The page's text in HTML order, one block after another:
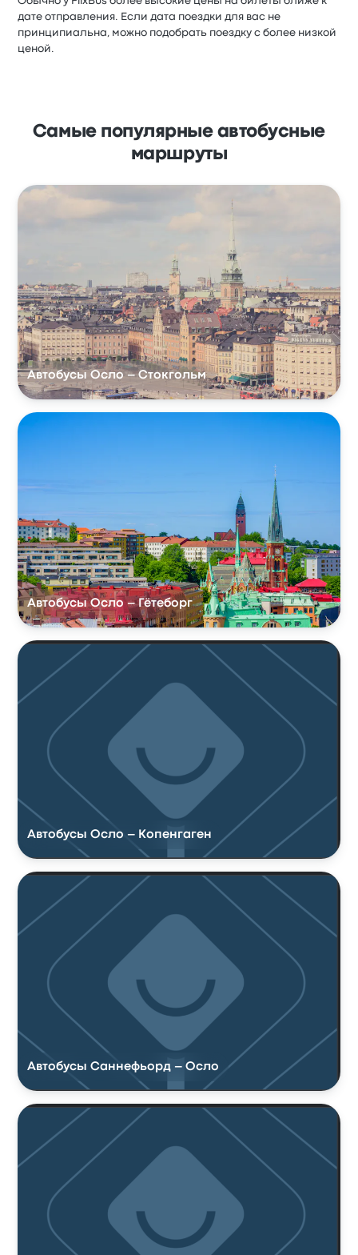
дате отправления. Если дата поездки для вас не
принципиальна, можно подобрать поездку с более низкой
ценой.
Самые популярные автобусные
маршруты
Автобусы Осло – Стокгольм
Автобусы Осло – Гётеборг
Автобусы Осло – Копенгаген
Автобусы Саннефьорд – Осло